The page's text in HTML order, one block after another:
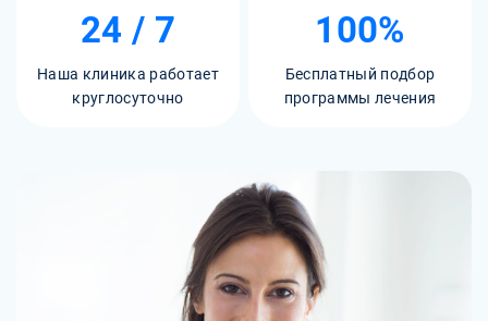
24 / 7
Наша клиника работает
круглосуточно
100%
Бесплатный подбор
программы лечения